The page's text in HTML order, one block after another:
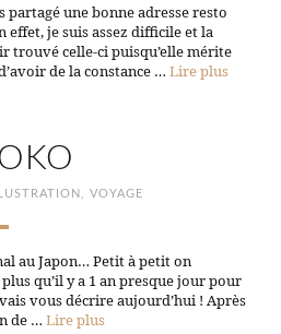
partagé une bonne adresse resto
je suis assez difficile et la
trouvé celle-ci puisqu’elle mérite
de la constance … Lire plus
VOYAGE
au Japon… Petit à petit on
qu’il y a 1 an presque jour pour
vous décrire aujourd’hui ! Après
de … Lire plus